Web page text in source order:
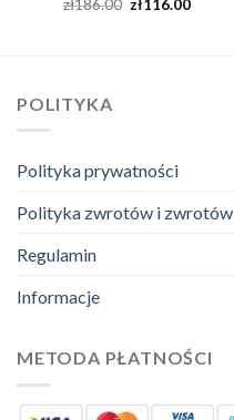
zł186.00 zł116.00
POLITYKA
Polityka prywatności
Polityka zwrotów i zwrotów
Regulamin
Informacje
METODA PŁATNOŚCI